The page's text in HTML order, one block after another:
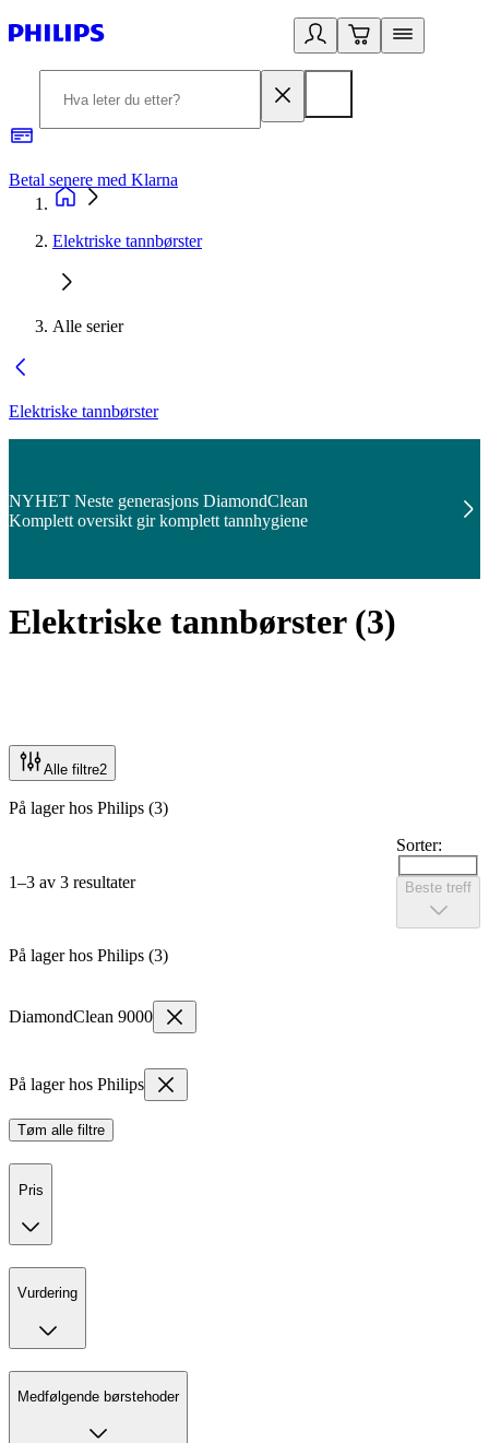
Betal senere med Klarna
Elektriske tannbørster
Alle serier
Elektriske tannbørster
NYHET Neste generasjons DiamondClean
Komplett oversikt gir komplett tannhygiene
Elektriske tannbørster(3)
Alle filtre2
På lager hos Philips (3)
1–3 av 3 resultater
Sorter:
Beste treff
På lager hos Philips (3)
DiamondClean 9000
På lager hos Philips
Tøm alle filtre
Pris
Vurdering
Medfølgende børstehoder